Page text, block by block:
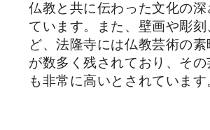
仏教と共に伝わった文化の深
ています。また、壁画や彫刻
ど、法隆寺には仏教芸術の素
が数多く残されており、そ
も非常に高いとされています